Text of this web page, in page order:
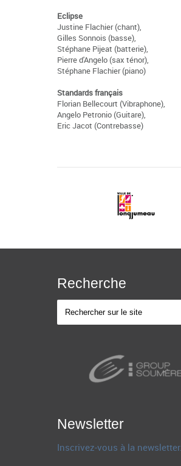
Eclipse
Justine Flachier (chant),
Gilles Sonnois (basse),
Stéphane Pijeat (batterie),
Pierre d'Angelo (sax ténor),
Stéphane Flachier (piano)
Standards français
Florian Bellecourt (Vibraphone),
Angelo Petronio (Guitare),
Eric Jacot (Contrebasse)
Recherche
Newsletter
Inscrivez-vous à la newsletter.